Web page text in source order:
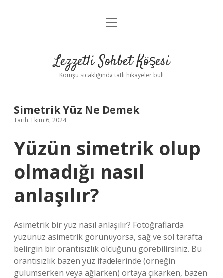
Anasayfa
Yasal Uyarı
menüyü
Lezzetli Sohbet Köşesi
Komşu sıcaklığında tatlı hikayeler bul!
Simetrik Yüz Ne Demek
Tarih: Ekim 6, 2024
Yüzün simetrik olup
olmadığı nasıl
anlaşılır?
Asimetrik bir yüz nasıl anlaşılır? Fotoğraflarda
yüzünüz asimetrik görünüyorsa, sağ ve sol tarafta
belirgin bir orantısızlık olduğunu görebilirsiniz. Bu
orantısızlık bazen yüz ifadelerinde (örneğin
gülümserken veya ağlarken) ortaya çıkarken, bazen